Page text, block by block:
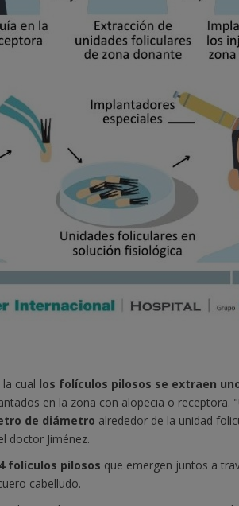
cual los folículos pilosos se extraen
en la zona con alopecia o receptora.
de diámetro alrededor de la unidad
doctor Jiménez.
folículos pilosos que emergen juntos a
cabelludo.